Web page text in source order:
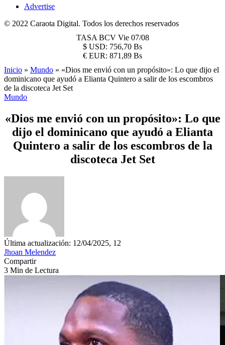
Advertise
© 2022 Caraota Digital. Todos los derechos reservados
TASA BCV Vie 07/08
$ USD: 756,70 Bs
€ EUR: 871,89 Bs
Inicio » Mundo » «Dios me envió con un propósito»: Lo que dijo el
dominicano que ayudó a Elianta Quintero a salir de los escombros
de la discoteca Jet Set
Mundo
«Dios me envió con un propósito»: Lo que
dijo el dominicano que ayudó a Elianta
Quintero a salir de los escombros de la
discoteca Jet Set
Última actualización: 12/04/2025, 12
Jhoan Melendez
Compartir
3 Min de Lectura